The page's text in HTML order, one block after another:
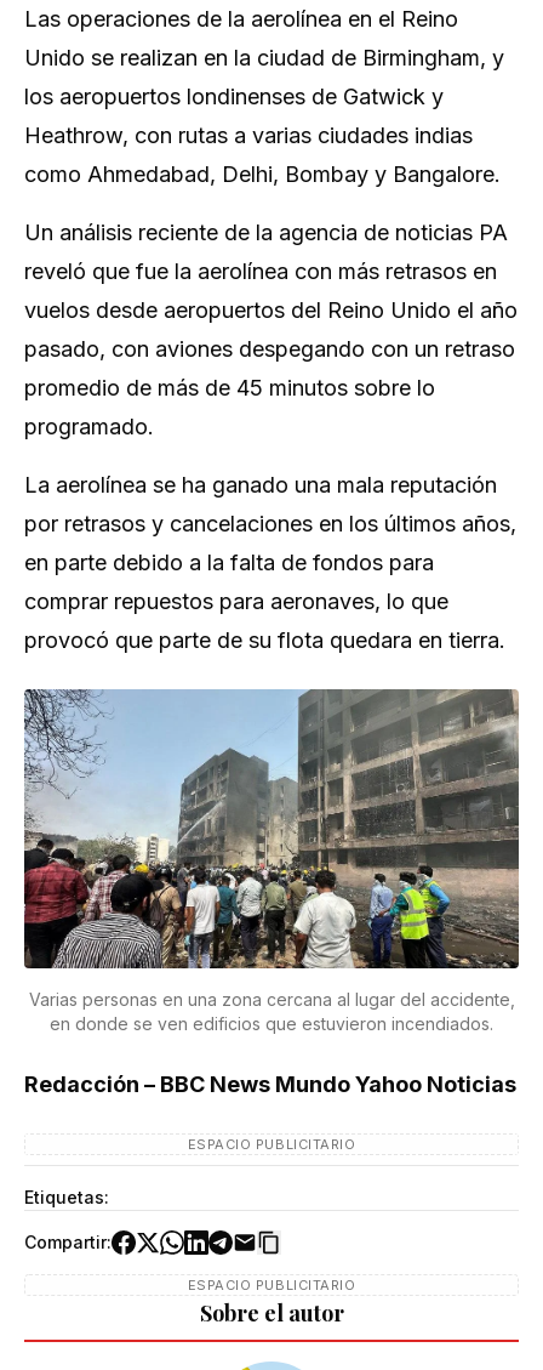
Las operaciones de la aerolínea en el Reino
Unido se realizan en la ciudad de Birmingham, y
los aeropuertos londinenses de Gatwick y
Heathrow, con rutas a varias ciudades indias
como Ahmedabad, Delhi, Bombay y Bangalore.
Un análisis reciente de la agencia de noticias PA
reveló que fue la aerolínea con más retrasos en
vuelos desde aeropuertos del Reino Unido el año
pasado, con aviones despegando con un retraso
promedio de más de 45 minutos sobre lo
programado.
La aerolínea se ha ganado una mala reputación
por retrasos y cancelaciones en los últimos años,
en parte debido a la falta de fondos para
comprar repuestos para aeronaves, lo que
provocó que parte de su flota quedara en tierra.
Varias personas en una zona cercana al lugar del accidente,
en donde se ven edificios que estuvieron incendiados.
Redacción – BBC News Mundo Yahoo Noticias
ESPACIO PUBLICITARIO
Etiquetas:
Compartir:
ESPACIO PUBLICITARIO
Sobre el autor